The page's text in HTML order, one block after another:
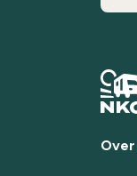
Over